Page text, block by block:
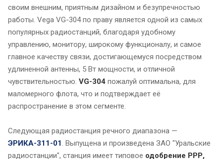
своим внешним, приятным дизайном и безупречностью
работы. Vega VG-304 по праву является одной из самых
популярных радиостанций, благодаря удобному
управлению, монитору, широкому функционалу, и самое
главное качеству связи, достигающемуся посредством
удлиненной антенны, 5 Вт мощности, и отличной
чувствительностью. VG-304 пожалуй оптимальна, для
маломерного флота, что и подтверждает её
распространение в этом сегменте.
Следующая радиостанция речного диапазона —
ЭРИКА-311-01. Выпущена и произведена ЗАО "Уральские
радиостанции", станция имеет типовое одобрение РРР,